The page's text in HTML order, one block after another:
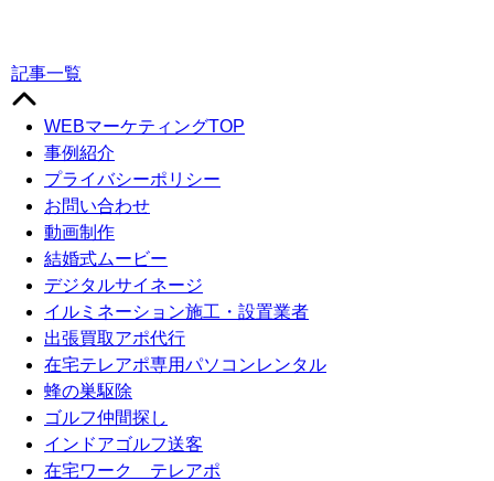
記事一覧
WEBマーケティングTOP
事例紹介
プライバシーポリシー
お問い合わせ
動画制作
結婚式ムービー
デジタルサイネージ
イルミネーション施工・設置業者
出張買取アポ代行
在宅テレアポ専用パソコンレンタル
蜂の巣駆除
ゴルフ仲間探し
インドアゴルフ送客
在宅ワーク テレアポ